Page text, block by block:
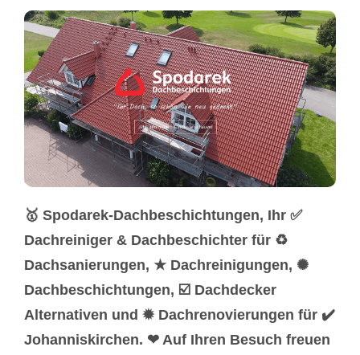
🥇 Spodarek-Dachbeschichtungen, Ihr ✅
Dachreiniger & Dachbeschichter für ♻
Dachsanierungen, ★ Dachreinigungen, ✺
Dachbeschichtungen, ☑️ Dachdecker
Alternativen und ✹ Dachrenovierungen für ✔️
Johanniskirchen. ❤ Auf Ihren Besuch freuen